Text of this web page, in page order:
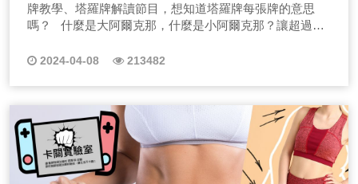
牌教學、塔羅牌解讀節目，想知道塔羅牌每張牌的意思
嗎？ 什麼是大阿爾克那，什麼是小阿爾克那？讓超過千
列塔羅牌教學會用最簡短的時間，分析每張牌正逆位牌
件？要懂心！ 塔羅牌的世界到底有多神秘？想成為一位
塔羅師很難嗎？讓我一張張牌說給你聽！我是塔羅師
Minnie，常被個案說「老師妳真的像一面鏡子一樣，好像
我自己再問自己！」其實塔羅牌義很好學，但如何懂人
心，才是塔羅師最厲害的地方，把自己想像成個案，深入
2024-04-08 213482